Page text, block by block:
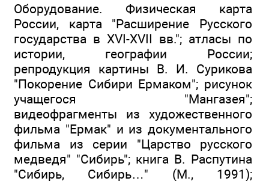
Оборудование. Физическая карта
России, карта "Расширение Русского
государства в XVI-XVII вв."; атласы по
истории, географии России;
репродукция картины В. И. Сурикова
"Покорение Сибири Ермаком"; рисунок
учащегося "Мангазея";
видеофрагменты из художественного
фильма "Ермак" и из документального
фильма из серии "Царство русского
медведя" "Сибирь"; книга В. Распутина
"Сибирь, Сибирь…" (М., 1991);